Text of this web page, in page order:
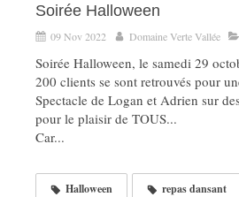
Soirée Halloween
09 Nov 2022 Domaine Verte Vallée
Soirée Halloween, le samedi 29
200 clients se sont retrouvés pour
Spectacle de Logan et Adrien sur
pour le plaisir de TOUS...
Car...
Halloween repas dansant